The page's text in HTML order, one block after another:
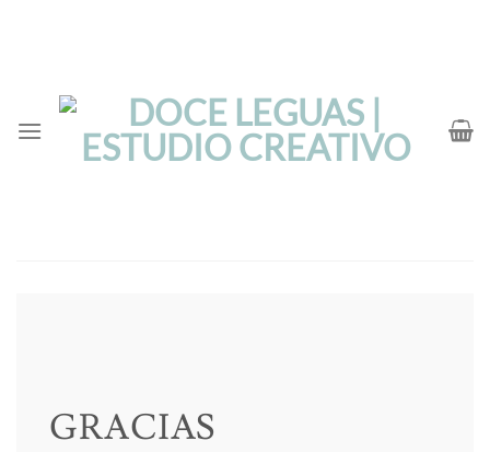
GRACIAS